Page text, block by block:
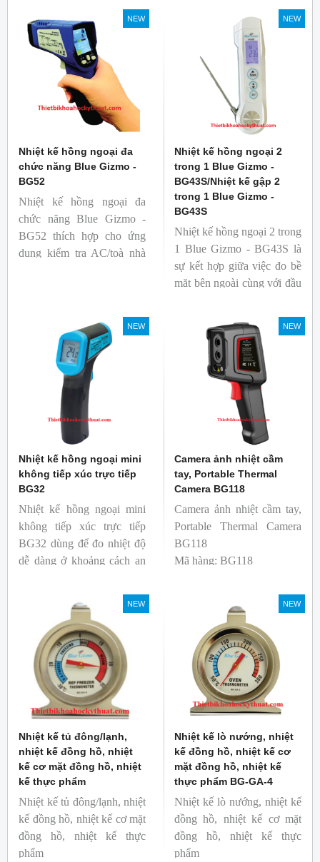
NEW
Nhiệt kế hồng ngoại đa
chức năng Blue Gizmo -
BG52
Nhiệt kế hồng ngoại đa
chức năng Blue Gizmo -
BG52 thích hợp cho ứng
dụng kiểm tra AC/toà nhà
NEW
Nhiệt kế hồng ngoại 2
trong 1 Blue Gizmo -
BG43S/Nhiệt kế gập 2
trong 1 Blue Gizmo -
BG43S
Nhiệt kế hồng ngoại 2 trong
1 Blue Gizmo - BG43S là
sự kết hợp giữa việc đo bề
mặt bên ngoài cùng với đầu
Nhiệt kế thích hợp cho
ngành công nghiệp thực
NEW
Nhiệt kế hồng ngoại mini
không tiếp xúc trực tiếp
BG32
Nhiệt kế hồng ngoại mini
không tiếp xúc trực tiếp
BG32 dùng để đo nhiệt độ
dễ dàng ở khoảng cách an
độ phát xạ nhanh và cố
định giúp người mới bắt
đầu sử dụng dễ dàng.
NEW
Camera ảnh nhiệt cầm
tay, Portable Thermal
Camera BG118
Camera ảnh nhiệt cầm tay,
Portable Thermal Camera
BG118
Mã hàng: BG118
NEW
Nhiệt kế tủ đông/lạnh,
nhiệt kế đồng hồ, nhiệt
kế cơ mặt đồng hồ, nhiệt
kế thực phẩm
Nhiệt kế tủ đông/lạnh, nhiệt
kế đồng hồ, nhiệt kế cơ mặt
đồng hồ, nhiệt kế thực
phẩm
NEW
Nhiệt kế lò nướng, nhiệt
kế đồng hồ, nhiệt kế cơ
mặt đồng hồ, nhiệt kế
thực phẩm BG-GA-4
Nhiệt kế lò nướng, nhiệt kế
đồng hồ, nhiệt kế cơ mặt
đồng hồ, nhiệt kế thực
phẩm